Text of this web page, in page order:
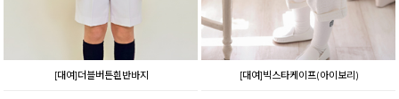
[대여]더블버튼흰반바지 [대여]빅스타케이프(아이보리)